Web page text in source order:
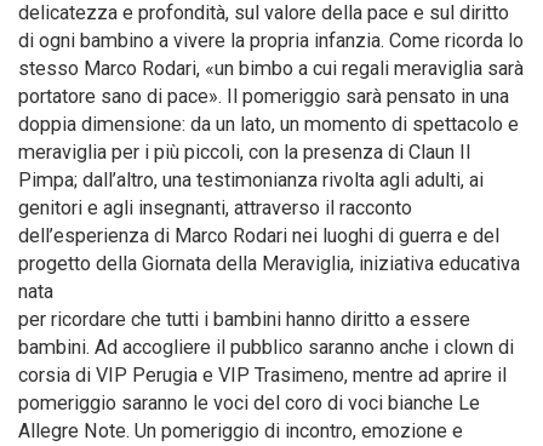
delicatezza e profondità, sul valore della pace e sul diritto
di ogni bambino a vivere la propria infanzia. Come ricorda lo
stesso Marco Rodari, «un bimbo a cui regali meraviglia sarà
portatore sano di pace». Il pomeriggio sarà pensato in una
doppia dimensione: da un lato, un momento di spettacolo e
meraviglia per i più piccoli, con la presenza di Claun Il
Pimpa; dall’altro, una testimonianza rivolta agli adulti, ai
genitori e agli insegnanti, attraverso il racconto
dell’esperienza di Marco Rodari nei luoghi di guerra e del
progetto della Giornata della Meraviglia, iniziativa educativa
nata
per ricordare che tutti i bambini hanno diritto a essere
bambini. Ad accogliere il pubblico saranno anche i clown di
corsia di VIP Perugia e VIP Trasimeno, mentre ad aprire il
pomeriggio saranno le voci del coro di voci bianche Le
Allegre Note. Un pomeriggio di incontro, emozione e